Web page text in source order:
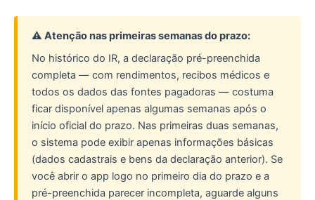
⚠️ Atenção nas primeiras semanas do prazo:
No histórico do IR, a declaração pré-preenchida
completa — com rendimentos, recibos médicos e
todos os dados das fontes pagadoras — costuma
ficar disponível apenas algumas semanas após o
início oficial do prazo. Nas primeiras duas semanas,
o sistema pode exibir apenas informações básicas
(dados cadastrais e bens da declaração anterior). Se
você abrir o app logo no primeiro dia do prazo e a
pré-preenchida parecer incompleta, aguarde alguns